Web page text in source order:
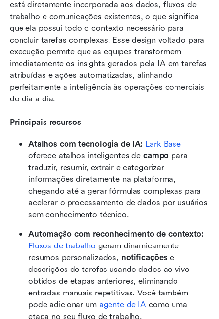
está diretamente incorporada aos dados, fluxos de
trabalho e comunicações existentes, o que significa
que ela possui todo o contexto necessário para
concluir tarefas complexas. Esse design voltado para
execução permite que as equipes transformem
imediatamente os insights gerados pela IA em tarefas
atribuídas e ações automatizadas, alinhando
perfeitamente a inteligência às operações comerciais
do dia a dia.
Principais recursos
Atalhos com tecnologia de IA: Lark Base
oferece atalhos inteligentes de campo para
traduzir, resumir, extrair e categorizar
informações diretamente na plataforma,
chegando até a gerar fórmulas complexas para
acelerar o processamento de dados por usuários
sem conhecimento técnico.
Automação com reconhecimento de contexto:
Fluxos de trabalho geram dinamicamente
resumos personalizados, notificações e
descrições de tarefas usando dados ao vivo
obtidos de etapas anteriores, eliminando
entradas manuais repetitivas. Você também
pode adicionar um agente de IA como uma
etapa no seu fluxo de trabalho.